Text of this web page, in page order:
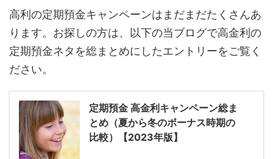
高利の定期預金キャンペーンはまだまだたくさんあ
ります。お探しの方は、以下の当ブログで高金利の
定期預金ネタを総まとめにしたエントリーをご覧く
ださい。
定期預金 高金利キャンペーン総ま
とめ（夏から冬のボーナス時期の
比較）【2023年版】